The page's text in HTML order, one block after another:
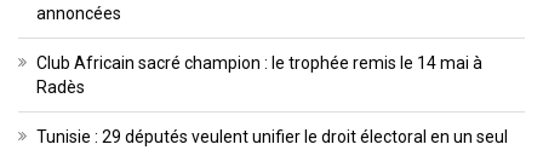
annoncées
Club Africain sacré champion : le trophée remis le 14 mai à
Radès
Tunisie : 29 députés veulent unifier le droit électoral en un seul